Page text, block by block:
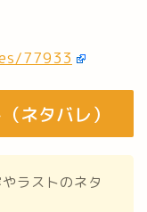
77933
ネタバレ）
ラストのネタ